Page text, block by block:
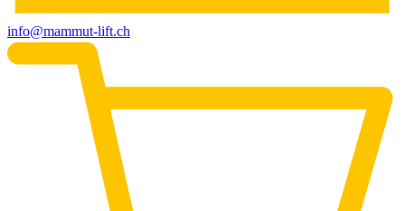
info@mammut-lift.ch